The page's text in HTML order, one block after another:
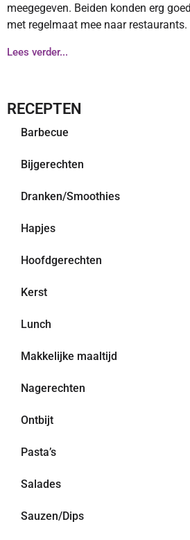
meegegeven. Beiden konden erg
met regelmaat mee naar restaurants.
Lees verder...
RECEPTEN
Barbecue
Bijgerechten
Dranken/Smoothies
Hapjes
Hoofdgerechten
Kerst
Lunch
Makkelijke maaltijd
Nagerechten
Ontbijt
Pasta’s
Salades
Sauzen/Dips